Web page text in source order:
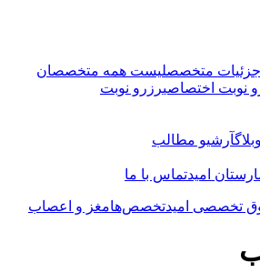
جزئیات متخصصلیست همه متخصصان
نوبت اختصاصیرزرو نوبت
آرشیو مطالب
امیدتماس با ما
تخصصی امیدتخصص‌هامغز و اعصاب